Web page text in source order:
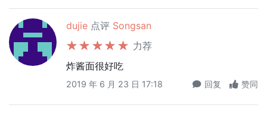
dujie 点评 Songsan
力荐
炸酱面很好吃
2019 年 6 月 23 日 17:18 回复 赞同